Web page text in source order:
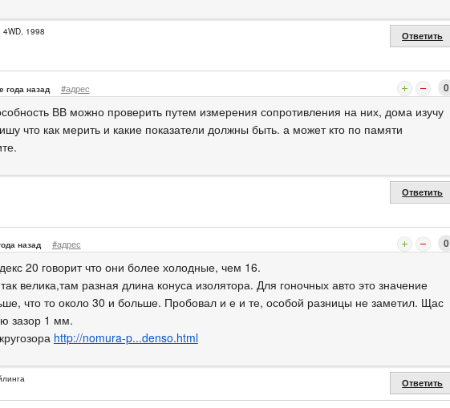
4WD, 1998 Ответить
года назад #адрес 0
ВВ можно проверить путем измерения сопротивления на них, дома изучу
что как мерить и какие показатели должны быть. а может кто по памяти
Ответить
назад #адрес 0
20 говорит что они более холодные, чем 16.
велика,там разная длина конуса изолятора. Для гоночных авто это значение
что то около 30 и больше. Пробовал и е и те, особой разницы не заметил. Щас
зазор 1 мм.
http://nomura-p...denso.html
Ответить